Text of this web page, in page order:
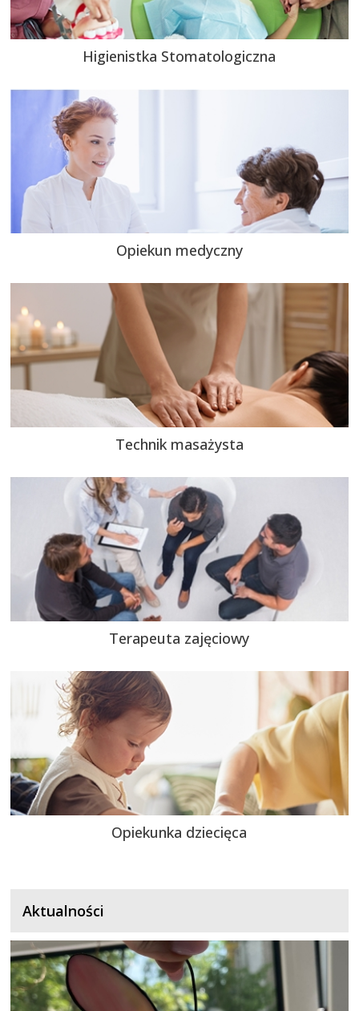
Higienistka Stomatologiczna
Opiekun medyczny
Technik masażysta
Terapeuta zajęciowy
Opiekunka dziecięca
Aktualności